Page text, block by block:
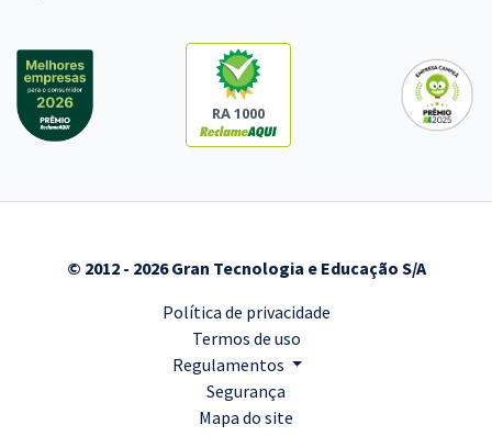
RA 1000
© 2012 - 2026 Gran Tecnologia e Educação S/A
Política de privacidade
Termos de uso
Regulamentos
Segurança
Mapa do site